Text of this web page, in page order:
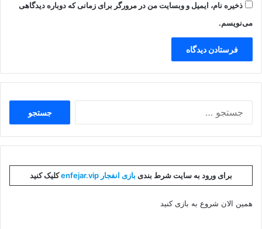
ذخیره نام، ایمیل و وبسایت من در مرورگر برای زمانی که دوباره دیدگاهی
می‌نویسم.
برای ورود به سایت شرط بندی بازی انفجار enfejar.vip کلیک کنید
همین الان شروع به بازی کنید